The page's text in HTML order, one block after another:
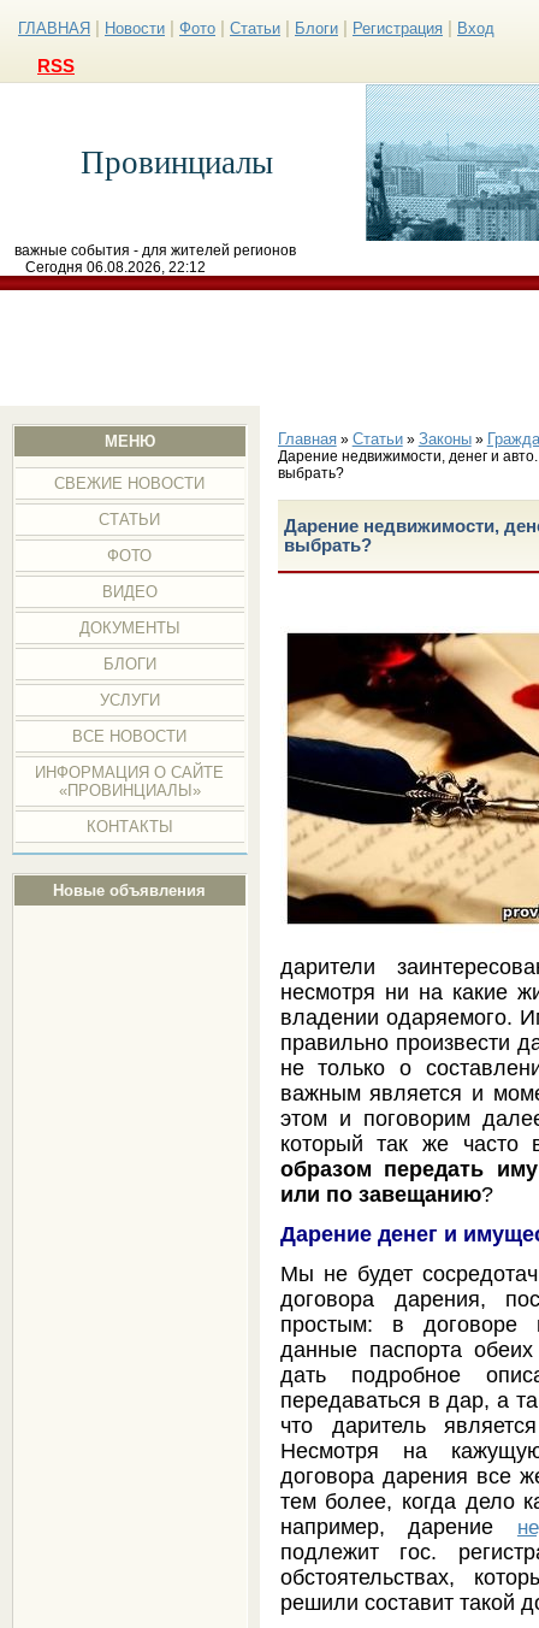
ГЛАВНАЯ Новости Фото Статьи Блоги Регистрация Вход
RSS
Провинциалы
важные события - для жителей регионов
Сегодня 06.08.2026, 22:12
МЕНЮ
СВЕЖИЕ НОВОСТИ
СТАТЬИ
ФОТО
ВИДЕО
ДОКУМЕНТЫ
БЛОГИ
УСЛУГИ
ВСЕ НОВОСТИ
ИНФОРМАЦИЯ О САЙТЕ
«ПРОВИНЦИАЛЫ»
КОНТАКТЫ
Новые объявления
Главная» Статьи» Законы»
Дарение недвижимости, денег и
выбрать?
Дарение недвижимости,
выбрать?
дарители
несмотря ни на какие
владении одаряемого.
правильно произвести
не только о
важным является и
этом и поговорим
который так же
образом передать
или по завещанию?
Дарение денег и
Мы не будет
договора дарения,
простым: в договоре
данные паспорта
дать подробное
передаваться в дар, а
что даритель
Несмотря на
договора дарения все
тем более, когда дело
например, дарение
подлежит гос.
обстоятельствах,
решили составит такой